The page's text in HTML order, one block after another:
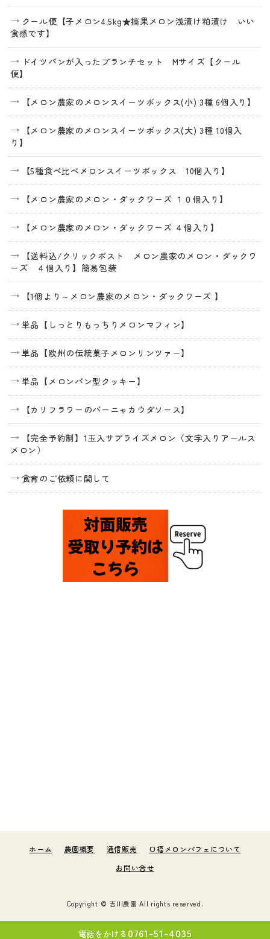
クール便【子メロン4.5kg★摘果メロン浅漬け粕漬け いい
食感です】
ドイツパンが入ったブランチセット Mサイズ【クール
便】
【メロン農家のメロンスイーツボックス(小) 3種 6個入り】
【メロン農家のメロンスイーツボックス(大) 3種 10個入
り】
【5種食べ比べメロンスイーツボックス 10個入り】
【メロン農家のメロン・ダックワーズ １０個入り】
【メロン農家のメロン・ダックワーズ ４個入り】
【送料込/クリックポスト メロン農家のメロン・ダックワ
ーズ ４個入り】簡易包装
【1個より～メロン農家のメロン・ダックワーズ 】
単品【しっとりもっちりメロンマフィン】
単品【欧州の伝統菓子メロンリンツァー】
単品【メロンパン型クッキー】
【カリフラワーのバーニャカウダソース】
【完全予約制】1玉入サプライズメロン（文字入りアールス
メロン）
食育のご依頼に関して
電話をかける 0761-51-4035
ホーム 農園概要 通信販売
口福メロンパフェについて
お問い合せ
Copyright © 吉川農園 All rights reserved.